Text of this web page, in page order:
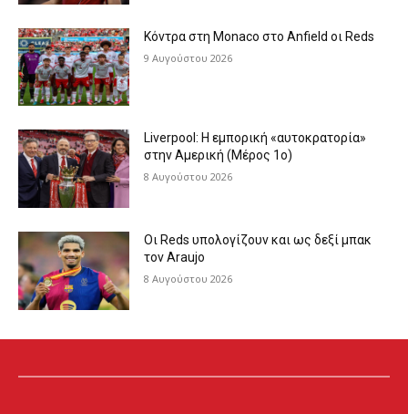
Κόντρα στη Monaco στο Anfield οι Reds
9 Αυγούστου 2026
Liverpool: Η εμπορική «αυτοκρατορία»
στην Αμερική (Μέρος 1ο)
8 Αυγούστου 2026
Οι Reds υπολογίζουν και ως δεξί μπακ
τον Araujo
8 Αυγούστου 2026